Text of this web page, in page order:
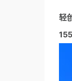
轻